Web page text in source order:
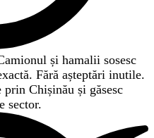
și hamalii sosesc
Fără așteptări inutile.
Chișinău și găsesc
sector.